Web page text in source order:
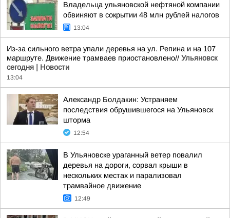
Владельца ульяновской нефтяной компании
обвиняют в сокрытии 48 млн рублей налогов
13:04
Из-за сильного ветра упали деревья на ул. Репина и на 107
маршруте. Движение трамваев приостановлено// Ульяновск
сегодня | Новости
13:04
Александр Болдакин: Устраняем
последствия обрушившегося на Ульяновск
шторма
12:54
В Ульяновске ураганный ветер повалил
деревья на дороги, сорвал крыши в
нескольких местах и парализовал
трамвайное движение
12:49